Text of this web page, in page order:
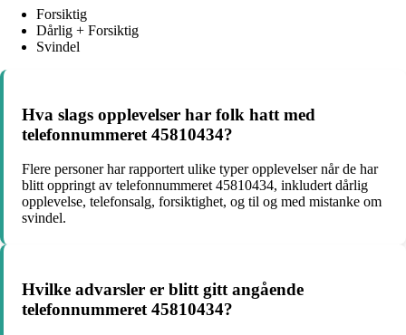
Forsiktig
Dårlig + Forsiktig
Svindel
Hva slags opplevelser har folk hatt med
telefonnummeret 45810434?
Flere personer har rapportert ulike typer opplevelser når de har
blitt oppringt av telefonnummeret 45810434, inkludert dårlig
opplevelse, telefonsalg, forsiktighet, og til og med mistanke om
svindel.
Hvilke advarsler er blitt gitt angående
telefonnummeret 45810434?